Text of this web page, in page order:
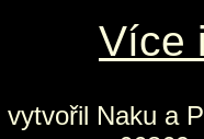
Více
vytvořil Naku a